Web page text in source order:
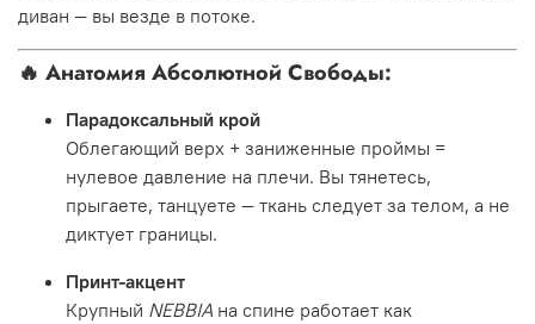
диван — вы везде в потоке.
🔥 Анатомия Абсолютной Свободы:
Парадоксальный крой
Облегающий верх + заниженные проймы =
нулевое давление на плечи. Вы тянетесь,
прыгаете, танцуете — ткань следует за телом, а не
диктует границы.
Принт-акцент
Крупный NEBBIA на спине работает как